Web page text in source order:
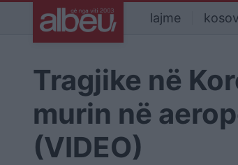
lajme
Tragjike në
murin në
(VIDEO)